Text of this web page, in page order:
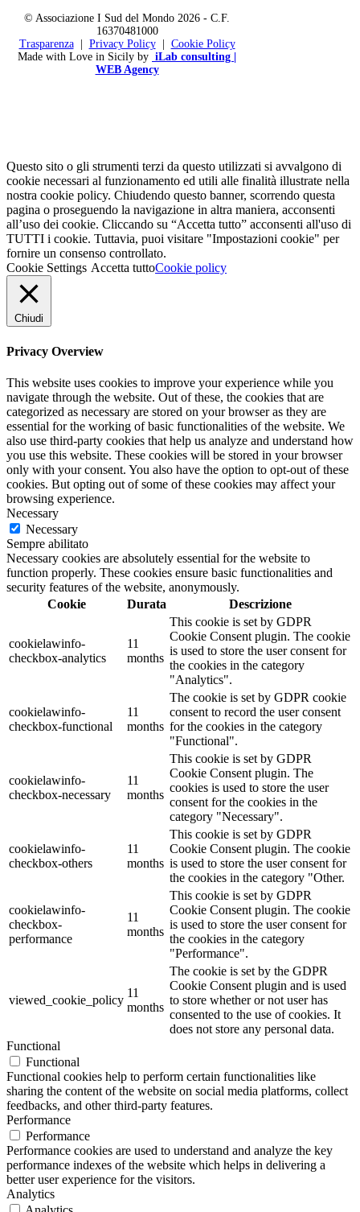
© Associazione I Sud del Mondo 2026 - C.F.
16370481000
Trasparenza| Privacy Policy| Cookie Policy
Made with Love in Sicily by iLab consulting |
WEB Agency
Questo sito o gli strumenti terzi da questo utilizzati si avvalgono di
cookie necessari al funzionamento ed utili alle finalità illustrate nella
nostra cookie policy. Chiudendo questo banner, scorrendo questa
pagina o proseguendo la navigazione in altra maniera, acconsenti
all’uso dei cookie. Cliccando su “Accetta tutto” acconsenti all'uso di
TUTTI i cookie. Tuttavia, puoi visitare "Impostazioni cookie" per
fornire un consenso controllato.
Cookie Settings Accetta tuttoCookie policy
Chiudi
Privacy Overview
This website uses cookies to improve your experience while you
navigate through the website. Out of these, the cookies that are
categorized as necessary are stored on your browser as they are
essential for the working of basic functionalities of the website. We
also use third-party cookies that help us analyze and understand how
you use this website. These cookies will be stored in your browser
only with your consent. You also have the option to opt-out of these
cookies. But opting out of some of these cookies may affect your
browsing experience.
Necessary
Necessary
Sempre abilitato
Necessary cookies are absolutely essential for the website to
function properly. These cookies ensure basic functionalities and
security features of the website, anonymously.
Cookie
Durata Descrizione
cookielawinfo-
checkbox-analytics
11
months
This cookie is set by GDPR
Cookie Consent plugin. The cookie
is used to store the user consent for
the cookies in the category
"Analytics".
cookielawinfo-
checkbox-functional
11
months
The cookie is set by GDPR cookie
consent to record the user consent
for the cookies in the category
"Functional".
cookielawinfo-
checkbox-necessary
11
months
This cookie is set by GDPR
Cookie Consent plugin. The
cookies is used to store the user
consent for the cookies in the
category "Necessary".
cookielawinfo-
checkbox-others
11
months
This cookie is set by GDPR
Cookie Consent plugin. The cookie
is used to store the user consent for
the cookies in the category "Other.
cookielawinfo-
checkbox-
performance
11
months
This cookie is set by GDPR
Cookie Consent plugin. The cookie
is used to store the user consent for
the cookies in the category
"Performance".
viewed_cookie_policy
11
months
The cookie is set by the GDPR
Cookie Consent plugin and is used
to store whether or not user has
consented to the use of cookies. It
does not store any personal data.
Functional
Functional
Functional cookies help to perform certain functionalities like
sharing the content of the website on social media platforms, collect
feedbacks, and other third-party features.
Performance
Performance
Performance cookies are used to understand and analyze the key
performance indexes of the website which helps in delivering a
better user experience for the visitors.
Analytics